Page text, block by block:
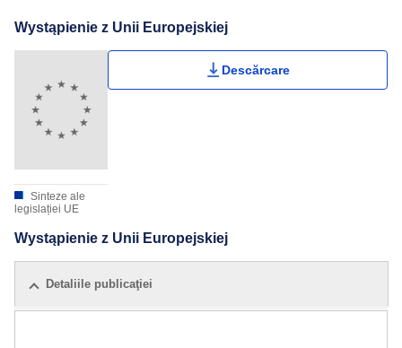
Wystąpienie z Unii Europejskiej
Sinteze ale
legislației UE
Descărcare
Wystąpienie z Unii Europejskiej
Detaliile publicaţiei